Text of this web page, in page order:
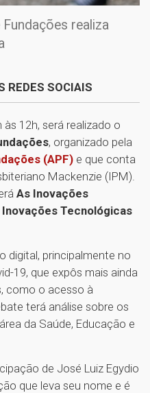
realiza
REDES SOCIAIS
12h, será realizado o
, organizado pela
(APF) e que conta
Mackenzie (IPM).
As Inovações
Tecnológicas
digital, principalmente no
19, que expôs mais ainda
como o acesso à
terá análise sobre os
da Saúde, Educação e
de José Luiz Egydio
que leva seu nome e é